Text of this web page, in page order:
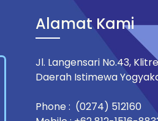
Alamat Kami
Jl. Langensari No.43,
Daerah Istimewa
Phone : (0274) 512160